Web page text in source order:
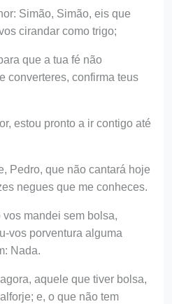
Simão, Simão, eis que
cirandar como trigo;
que a tua fé não
converteres, confirma teus
estou pronto a ir contigo até
Pedro, que não cantará hoje
negues que me conheces.
mandei sem bolsa,
vos porventura alguma
Nada.
aquele que tiver bolsa,
e, o que não tem